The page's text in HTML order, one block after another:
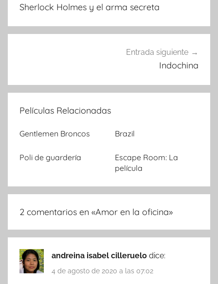
de
entradas
Sherlock Holmes y el arma secreta
Entrada siguiente
Indochina
Películas Relacionadas
Gentlemen Broncos Brazil
Poli de guardería
Escape Room: La
película
2 comentarios en «Amor en la oficina»
andreina isabel cilleruelo dice:
4 de agosto de 2020 a las 07:02